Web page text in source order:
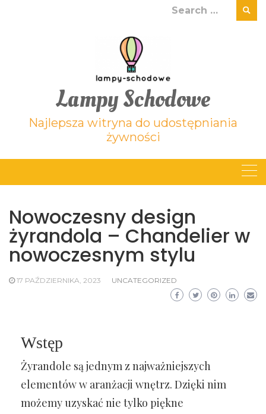
Search
Lampy Schodowe
Najlepsza witryna do udostępniania
żywności
Nowoczesny design
żyrandola – Chandelier w
nowoczesnym stylu
17 PAŹDZIERNIKA, 2023 UNCATEGORIZED
Wstęp
Żyrandole są jednym z najważniejszych
elementów w aranżacji wnętrz. Dzięki nim
możemy uzyskać nie tylko piękne